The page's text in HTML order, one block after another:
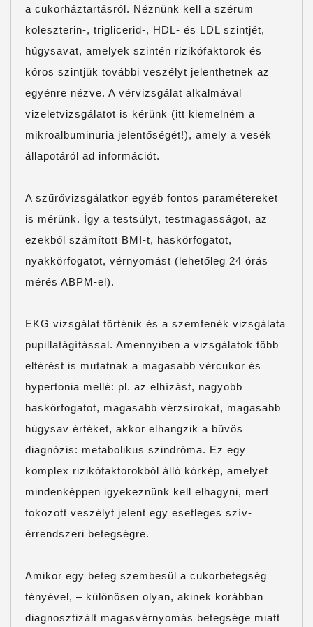
a cukorháztartásról. Néznünk kell a szérum
koleszterin-, triglicerid-, HDL- és LDL szintjét,
húgysavat, amelyek szintén rizikófaktorok és
kóros szintjük további veszélyt jelenthetnek az
egyénre nézve. A vérvizsgálat alkalmával
vizeletvizsgálatot is kérünk (itt kiemelném a
mikroalbuminuria jelentőségét!), amely a vesék
állapotáról ad információt.
A szűrővizsgálatkor egyéb fontos paramétereket
is mérünk. Így a testsúlyt, testmagasságot, az
ezekből számított BMI-t, haskörfogatot,
nyakkörfogatot, vérnyomást (lehetőleg 24 órás
mérés ABPM-el).
EKG vizsgálat történik és a szemfenék vizsgálata
pupillatágítással. Amennyiben a vizsgálatok több
eltérést is mutatnak a magasabb vércukor és
hypertonia mellé: pl. az elhízást, nagyobb
haskörfogatot, magasabb vérzsírokat, magasabb
húgysav értéket, akkor elhangzik a bűvös
diagnózis: metabolikus szindróma. Ez egy
komplex rizikófaktorokból álló kórkép, amelyet
mindenképpen igyekeznünk kell elhagyni, mert
fokozott veszélyt jelent egy esetleges szív-
érrendszeri betegségre.
Amikor egy beteg szembesül a cukorbetegség
tényével, – különösen olyan, akinek korábban
diagnosztizált magasvérnyomás betegsége miatt